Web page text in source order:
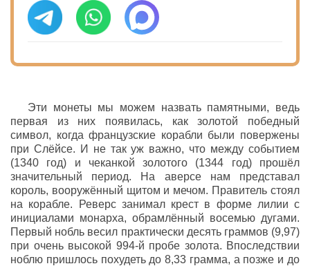
Эти монеты мы можем назвать памятными, ведь
первая из них появилась, как золотой победный
символ, когда французские корабли были повержены
при Слёйсе. И не так уж важно, что между событием
(1340 год) и чеканкой золотого (1344 год) прошёл
значительный период. На аверсе нам представал
король, вооружённый щитом и мечом. Правитель стоял
на корабле. Реверс занимал крест в форме лилии с
инициалами монарха, обрамлённый восемью дугами.
Первый нобль весил практически десять граммов (9,97)
при очень высокой 994-й пробе золота. Впоследствии
ноблю пришлось похудеть до 8,33 грамма, а позже и до